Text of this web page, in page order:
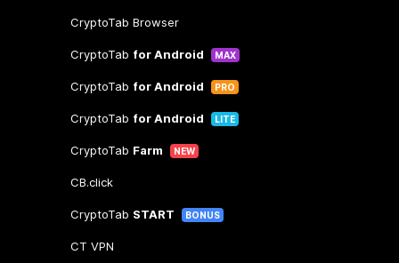
CryptoTab Browser
CryptoTab for Android MAX
CryptoTab for Android PRO
CryptoTab for Android LITE
CryptoTab Farm NEW
CB.click
CryptoTab START BONUS
CT VPN